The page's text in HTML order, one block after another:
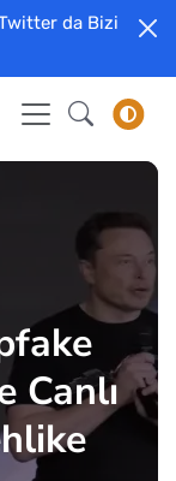
da Bizi
Canlı